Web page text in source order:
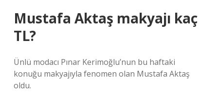
Mustafa Aktaş makyajı kaç
TL?
Ünlü modacı Pınar Kerimoğlu’nun bu haftaki
konuğu makyajıyla fenomen olan Mustafa Aktaş
oldu.